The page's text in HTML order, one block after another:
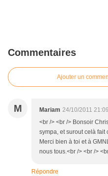
Commentaires
Ajouter un
M Mariam 24/10/2011 21:09
<br /> <br /> Bonsoir
sympa, et surout celà fait
Merci bien à toi et à
nous tous.<br /> <br />
Répondre